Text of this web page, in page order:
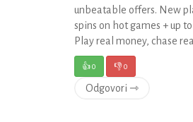
unbeatable offers. New
spins on hot games + up
Play real money, chase
👍0 👎0
Odgovori ⇾